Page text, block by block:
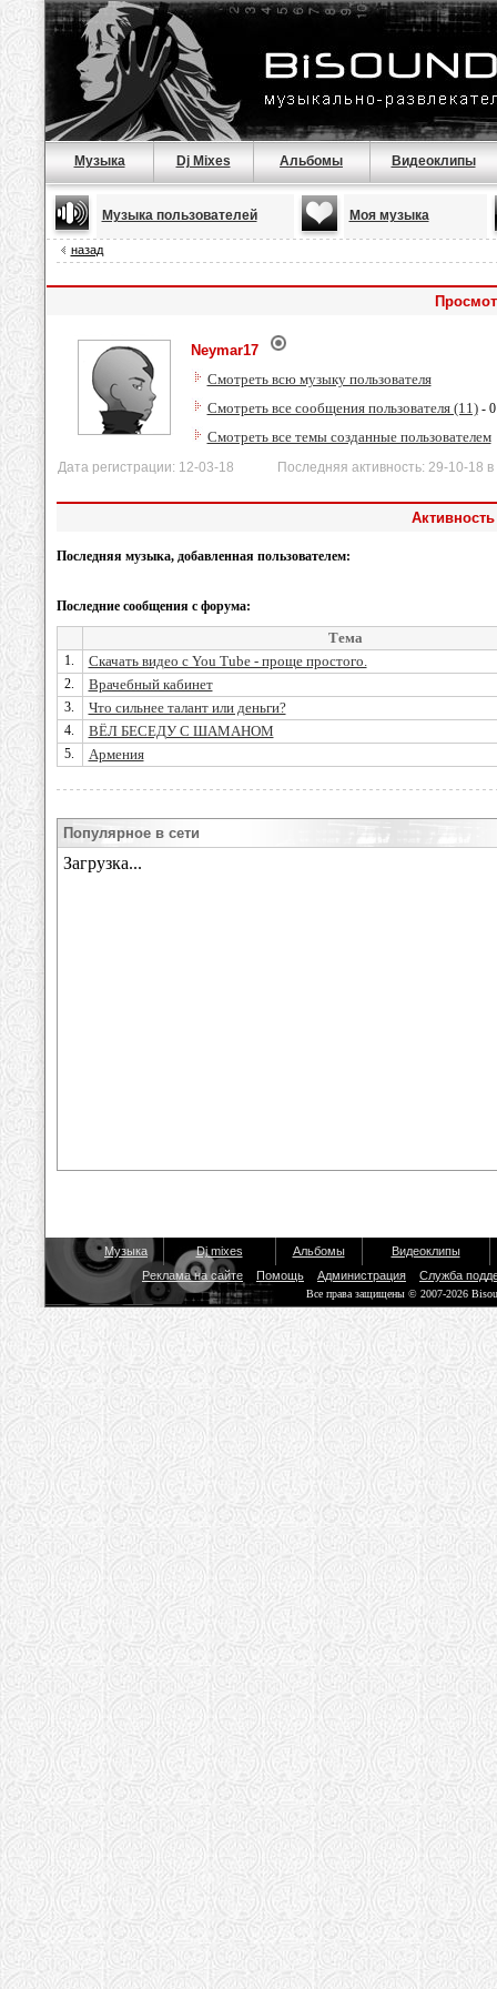
Музыка Dj Mixes Альбомы Видеоклипы
Музыка пользователей Моя музыка
назад
Neymar17
Смотреть всю музыку пользователя
Смотреть все сообщения пользователя (11)- 0
Смотреть все темы созданные пользователем
Дата регистрации: 12-03-18 Последняя активность: 29-10-18 в
Последняя музыка, добавленная пользователем:
Последние сообщения с форума:
Тема
1. Скачать видео с You Tube - проще простого.
2. Врачебный кабинет
3. Что сильнее талант или деньги?
4. ВЁЛ БЕСЕДУ С ШАМАНОМ
5. Армения
Популярное в сети
Музыка Dj mixes Альбомы
Видеоклипы
Реклама на сайте
Помощь Администрация Служба
Все права защищены © 2007-2026